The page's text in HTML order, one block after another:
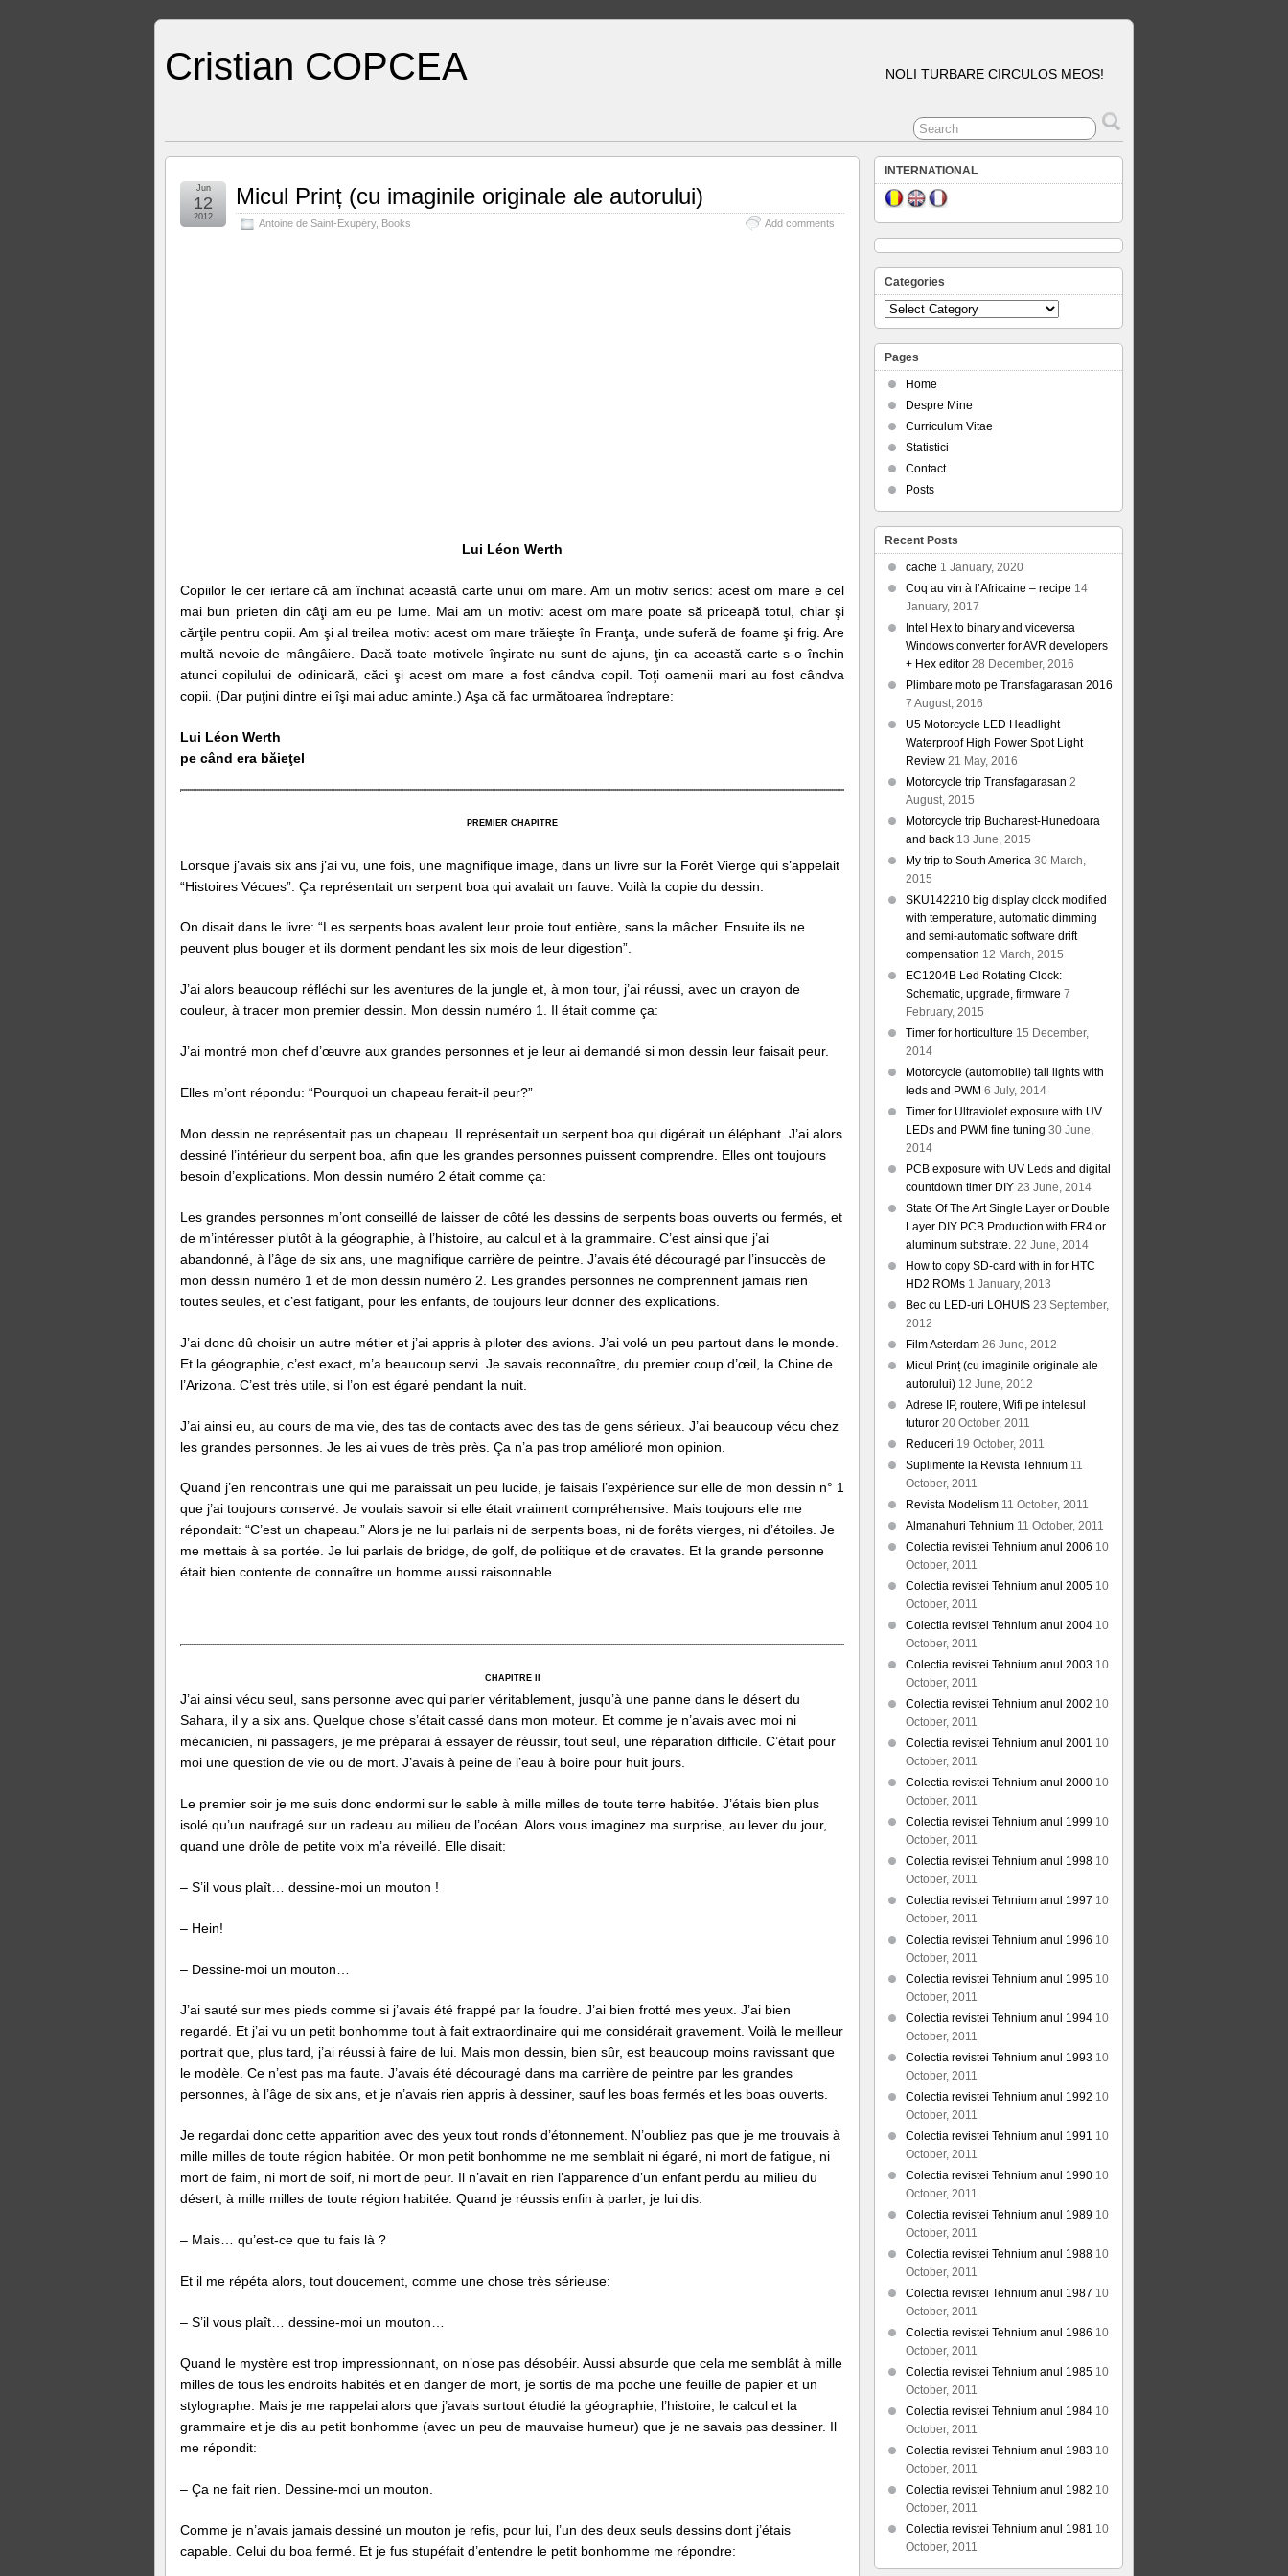
Cristian COPCEA NOLI TURBARE CIRCULOS MEOS!
Micul Prinț (cu imaginile originale ale autorului)
Antoine de Saint-Exupéry, Books Add comments
Jun
12
2012
Lui Léon Werth
Copiilor le cer iertare că am închinat această carte unui om mare. Am un motiv serios: acest om mare e cel
mai bun prieten din câţi am eu pe lume. Mai am un motiv: acest om mare poate să priceapă totul, chiar şi
cărţile pentru copii. Am şi al treilea motiv: acest om mare trăieşte în Franţa, unde suferă de foame şi frig. Are
multă nevoie de mângâiere. Dacă toate motivele înşirate nu sunt de ajuns, ţin ca această carte s-o închin
atunci copilului de odinioară, căci şi acest om mare a fost cândva copil. Toţi oamenii mari au fost cândva
copii. (Dar puţini dintre ei îşi mai aduc aminte.) Aşa că fac următoarea îndreptare:
Lui Léon Werth
pe când era băieţel
PREMIER CHAPITRE
Lorsque j’avais six ans j’ai vu, une fois, une magnifique image, dans un livre sur la Forêt Vierge qui s’appelait
“Histoires Vécues”. Ça représentait un serpent boa qui avalait un fauve. Voilà la copie du dessin.
On disait dans le livre: “Les serpents boas avalent leur proie tout entière, sans la mâcher. Ensuite ils ne
peuvent plus bouger et ils dorment pendant les six mois de leur digestion”.
J’ai alors beaucoup réfléchi sur les aventures de la jungle et, à mon tour, j’ai réussi, avec un crayon de
couleur, à tracer mon premier dessin. Mon dessin numéro 1. Il était comme ça:
J’ai montré mon chef d’œuvre aux grandes personnes et je leur ai demandé si mon dessin leur faisait peur.
Elles m’ont répondu: “Pourquoi un chapeau ferait-il peur?”
Mon dessin ne représentait pas un chapeau. Il représentait un serpent boa qui digérait un éléphant. J’ai alors
dessiné l’intérieur du serpent boa, afin que les grandes personnes puissent comprendre. Elles ont toujours
besoin d’explications. Mon dessin numéro 2 était comme ça:
Les grandes personnes m’ont conseillé de laisser de côté les dessins de serpents boas ouverts ou fermés, et
de m’intéresser plutôt à la géographie, à l’histoire, au calcul et à la grammaire. C’est ainsi que j’ai
abandonné, à l’âge de six ans, une magnifique carrière de peintre. J’avais été découragé par l’insuccès de
mon dessin numéro 1 et de mon dessin numéro 2. Les grandes personnes ne comprennent jamais rien
toutes seules, et c’est fatigant, pour les enfants, de toujours leur donner des explications.
J’ai donc dû choisir un autre métier et j’ai appris à piloter des avions. J’ai volé un peu partout dans le monde.
Et la géographie, c’est exact, m’a beaucoup servi. Je savais reconnaître, du premier coup d’œil, la Chine de
l’Arizona. C’est très utile, si l’on est égaré pendant la nuit.
J’ai ainsi eu, au cours de ma vie, des tas de contacts avec des tas de gens sérieux. J’ai beaucoup vécu chez
les grandes personnes. Je les ai vues de très près. Ça n’a pas trop amélioré mon opinion.
Quand j’en rencontrais une qui me paraissait un peu lucide, je faisais l’expérience sur elle de mon dessin n° 1
que j’ai toujours conservé. Je voulais savoir si elle était vraiment compréhensive. Mais toujours elle me
répondait: “C’est un chapeau.” Alors je ne lui parlais ni de serpents boas, ni de forêts vierges, ni d’étoiles. Je
me mettais à sa portée. Je lui parlais de bridge, de golf, de politique et de cravates. Et la grande personne
était bien contente de connaître un homme aussi raisonnable.
CHAPITRE II
J’ai ainsi vécu seul, sans personne avec qui parler véritablement, jusqu’à une panne dans le désert du
Sahara, il y a six ans. Quelque chose s’était cassé dans mon moteur. Et comme je n’avais avec moi ni
mécanicien, ni passagers, je me préparai à essayer de réussir, tout seul, une réparation difficile. C’était pour
moi une question de vie ou de mort. J’avais à peine de l’eau à boire pour huit jours.
Le premier soir je me suis donc endormi sur le sable à mille milles de toute terre habitée. J’étais bien plus
isolé qu’un naufragé sur un radeau au milieu de l’océan. Alors vous imaginez ma surprise, au lever du jour,
quand une drôle de petite voix m’a réveillé. Elle disait:
– S’il vous plaît… dessine-moi un mouton !
– Hein!
– Dessine-moi un mouton…
J’ai sauté sur mes pieds comme si j’avais été frappé par la foudre. J’ai bien frotté mes yeux. J’ai bien
regardé. Et j’ai vu un petit bonhomme tout à fait extraordinaire qui me considérait gravement. Voilà le meilleur
portrait que, plus tard, j’ai réussi à faire de lui. Mais mon dessin, bien sûr, est beaucoup moins ravissant que
le modèle. Ce n’est pas ma faute. J’avais été découragé dans ma carrière de peintre par les grandes
personnes, à l’âge de six ans, et je n’avais rien appris à dessiner, sauf les boas fermés et les boas ouverts.
Je regardai donc cette apparition avec des yeux tout ronds d’étonnement. N’oubliez pas que je me trouvais à
mille milles de toute région habitée. Or mon petit bonhomme ne me semblait ni égaré, ni mort de fatigue, ni
mort de faim, ni mort de soif, ni mort de peur. Il n’avait en rien l’apparence d’un enfant perdu au milieu du
désert, à mille milles de toute région habitée. Quand je réussis enfin à parler, je lui dis:
– Mais… qu’est-ce que tu fais là ?
Et il me répéta alors, tout doucement, comme une chose très sérieuse:
– S’il vous plaît… dessine-moi un mouton…
Quand le mystère est trop impressionnant, on n’ose pas désobéir. Aussi absurde que cela me semblât à mille
milles de tous les endroits habités et en danger de mort, je sortis de ma poche une feuille de papier et un
stylographe. Mais je me rappelai alors que j’avais surtout étudié la géographie, l’histoire, le calcul et la
grammaire et je dis au petit bonhomme (avec un peu de mauvaise humeur) que je ne savais pas dessiner. Il
me répondit:
– Ça ne fait rien. Dessine-moi un mouton.
Comme je n’avais jamais dessiné un mouton je refis, pour lui, l’un des deux seuls dessins dont j’étais
capable. Celui du boa fermé. Et je fus stupéfait d’entendre le petit bonhomme me répondre:
INTERNATIONAL
Categories
Categories
Pages
Home
Despre Mine
Curriculum Vitae
Statistici
Contact
Posts
Recent Posts
cache 1 January, 2020
Coq au vin à l’Africaine – recipe 14
January, 2017
Intel Hex to binary and viceversa
Windows converter for AVR developers
+ Hex editor 28 December, 2016
Plimbare moto pe Transfagarasan 2016
7 August, 2016
U5 Motorcycle LED Headlight
Waterproof High Power Spot Light
Review 21 May, 2016
Motorcycle trip Transfagarasan 2
August, 2015
Motorcycle trip Bucharest-Hunedoara
and back 13 June, 2015
My trip to South America 30 March,
2015
SKU142210 big display clock modified
with temperature, automatic dimming
and semi-automatic software drift
compensation 12 March, 2015
EC1204B Led Rotating Clock:
Schematic, upgrade, firmware 7
February, 2015
Timer for horticulture 15 December,
2014
Motorcycle (automobile) tail lights with
leds and PWM 6 July, 2014
Timer for Ultraviolet exposure with UV
LEDs and PWM fine tuning 30 June,
2014
PCB exposure with UV Leds and digital
countdown timer DIY 23 June, 2014
State Of The Art Single Layer or Double
Layer DIY PCB Production with FR4 or
aluminum substrate. 22 June, 2014
How to copy SD-card with in for HTC
HD2 ROMs 1 January, 2013
Bec cu LED-uri LOHUIS 23 September,
2012
Film Asterdam 26 June, 2012
Micul Prinț (cu imaginile originale ale
autorului) 12 June, 2012
Adrese IP, routere, Wifi pe intelesul
tuturor 20 October, 2011
Reduceri 19 October, 2011
Suplimente la Revista Tehnium 11
October, 2011
Revista Modelism 11 October, 2011
Almanahuri Tehnium 11 October, 2011
Colectia revistei Tehnium anul 2006 10
October, 2011
Colectia revistei Tehnium anul 2005 10
October, 2011
Colectia revistei Tehnium anul 2004 10
October, 2011
Colectia revistei Tehnium anul 2003 10
October, 2011
Colectia revistei Tehnium anul 2002 10
October, 2011
Colectia revistei Tehnium anul 2001 10
October, 2011
Colectia revistei Tehnium anul 2000 10
October, 2011
Colectia revistei Tehnium anul 1999 10
October, 2011
Colectia revistei Tehnium anul 1998 10
October, 2011
Colectia revistei Tehnium anul 1997 10
October, 2011
Colectia revistei Tehnium anul 1996 10
October, 2011
Colectia revistei Tehnium anul 1995 10
October, 2011
Colectia revistei Tehnium anul 1994 10
October, 2011
Colectia revistei Tehnium anul 1993 10
October, 2011
Colectia revistei Tehnium anul 1992 10
October, 2011
Colectia revistei Tehnium anul 1991 10
October, 2011
Colectia revistei Tehnium anul 1990 10
October, 2011
Colectia revistei Tehnium anul 1989 10
October, 2011
Colectia revistei Tehnium anul 1988 10
October, 2011
Colectia revistei Tehnium anul 1987 10
October, 2011
Colectia revistei Tehnium anul 1986 10
October, 2011
Colectia revistei Tehnium anul 1985 10
October, 2011
Colectia revistei Tehnium anul 1984 10
October, 2011
Colectia revistei Tehnium anul 1983 10
October, 2011
Colectia revistei Tehnium anul 1982 10
October, 2011
Colectia revistei Tehnium anul 1981 10
October, 2011